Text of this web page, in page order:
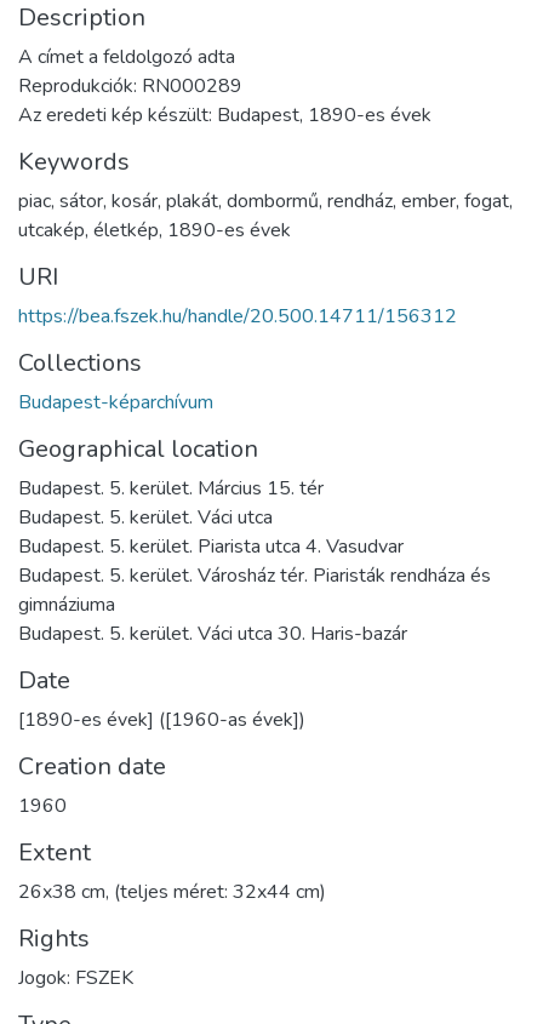
Description
A címet a feldolgozó adta
Reprodukciók: RN000289
Az eredeti kép készült: Budapest, 1890-es évek
Keywords
piac, sátor, kosár, plakát, dombormű, rendház, ember, fogat,
utcakép, életkép, 1890-es évek
URI
https://bea.fszek.hu/handle/20.500.14711/156312
Collections
Budapest-képarchívum
Geographical location
Budapest. 5. kerület. Március 15. tér
Budapest. 5. kerület. Váci utca
Budapest. 5. kerület. Piarista utca 4. Vasudvar
Budapest. 5. kerület. Városház tér. Piaristák rendháza és
gimnáziuma
Budapest. 5. kerület. Váci utca 30. Haris-bazár
Date
[1890-es évek] ([1960-as évek])
Creation date
1960
Extent
26x38 cm, (teljes méret: 32x44 cm)
Rights
Jogok: FSZEK